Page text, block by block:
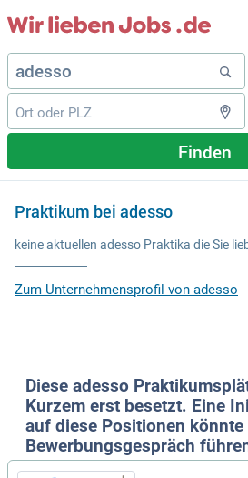
Finden
Praktikum bei adesso
keine aktuellen adesso Praktika die Sie
Zum Unternehmensprofil von adesso
Diese adesso
Kurzem erst besetzt. Eine
auf diese Positionen könnte
Bewerbungsgespräch